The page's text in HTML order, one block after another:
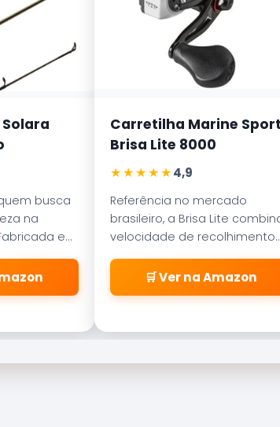
busca
na
em
oferece
para
Carretilha Marine
Brisa Lite 8000
★★★★★4,9
Referência no mercado
brasileiro, a Brisa Lite
velocidade de recolhimento
com um sistema de freio
magnético que evita as
famosas
🛒 Ver na Amazon